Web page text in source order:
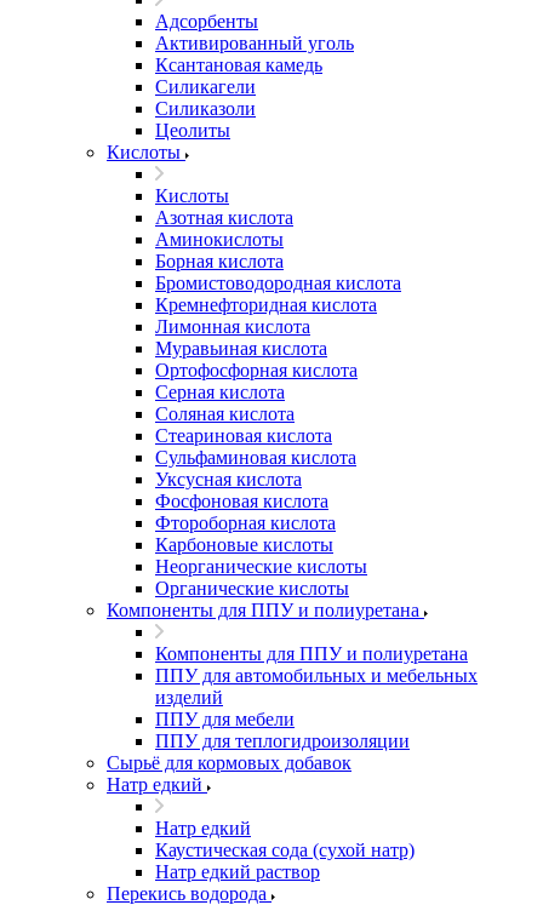
Адсорбенты
Активированный уголь
Ксантановая камедь
Силикагели
Силиказоли
Цеолиты
Кислоты
Кислоты
Азотная кислота
Аминокислоты
Борная кислота
Бромистоводородная кислота
Кремнефторидная кислота
Лимонная кислота
Муравьиная кислота
Ортофосфорная кислота
Серная кислота
Соляная кислота
Стеариновая кислота
Сульфаминовая кислота
Уксусная кислота
Фосфоновая кислота
Фтороборная кислота
Карбоновые кислоты
Неорганические кислоты
Органические кислоты
Компоненты для ППУ и полиуретана
Компоненты для ППУ и полиуретана
ППУ для автомобильных и мебельных
изделий
ППУ для мебели
ППУ для теплогидроизоляции
Сырьё для кормовых добавок
Натр едкий
Натр едкий
Каустическая сода (сухой натр)
Натр едкий раствор
Перекись водорода